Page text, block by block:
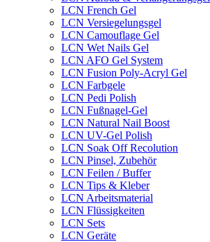
LCN French Gel
LCN Versiegelungsgel
LCN Camouflage Gel
LCN Wet Nails Gel
LCN AFO Gel System
LCN Fusion Poly-Acryl Gel
LCN Farbgele
LCN Pedi Polish
LCN Fußnagel-Gel
LCN Natural Nail Boost
LCN UV-Gel Polish
LCN Soak Off Recolution
LCN Pinsel, Zubehör
LCN Feilen / Buffer
LCN Tips & Kleber
LCN Arbeitsmaterial
LCN Flüssigkeiten
LCN Sets
LCN Geräte